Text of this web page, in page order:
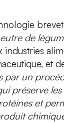
de
industries
et
par un
préserve
et